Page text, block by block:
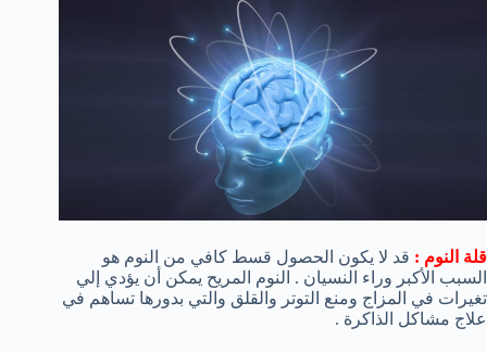
قلة النوم : قد لا يكون الحصول قسط كافي من النوم هو
السبب الأكبر وراء النسيان . النوم المريح يمكن أن يؤدي إلي
تغيرات في المزاج ومنع التوتر والقلق والتي بدورها تساهم في
علاج مشاكل الذاكرة .